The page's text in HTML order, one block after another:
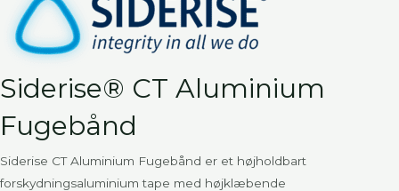
Siderise® CT Aluminium
Fugebånd
Siderise CT Aluminium Fugebånd er et højholdbart
forskydningsaluminium tape med højklæbende